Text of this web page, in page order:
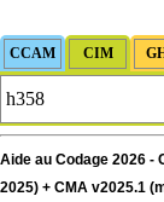
Aide au Codage 2026 -
2025) + CMA v2025.1